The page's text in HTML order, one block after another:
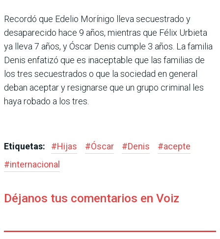
Recordó que Edelio Morínigo lleva secuestrado y
desapare­cido hace 9 años, mientras que Félix Urbieta
ya lleva 7 años, y Óscar Denis cumple 3 años. La familia
Denis enfatizó que es inaceptable que las fami­lias de
los tres secuestrados o que la sociedad en general
deban aceptar y resignarse que un grupo criminal les
haya robado a los tres.
Etiquetas: #Hijas #Óscar #Denis #acepte
#internacional
Déjanos tus comentarios en Voiz